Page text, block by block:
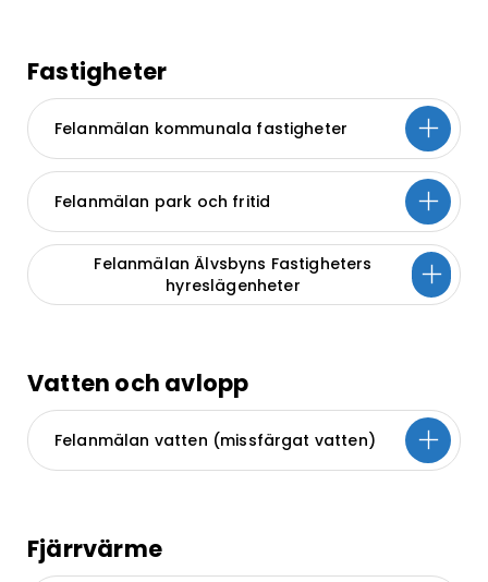
Fastigheter
Felanmälan kommunala fastigheter
Felanmälan park och fritid
Felanmälan Älvsbyns Fastigheters
hyreslägenheter
Vatten och avlopp
Felanmälan vatten (missfärgat vatten)
Fjärrvärme